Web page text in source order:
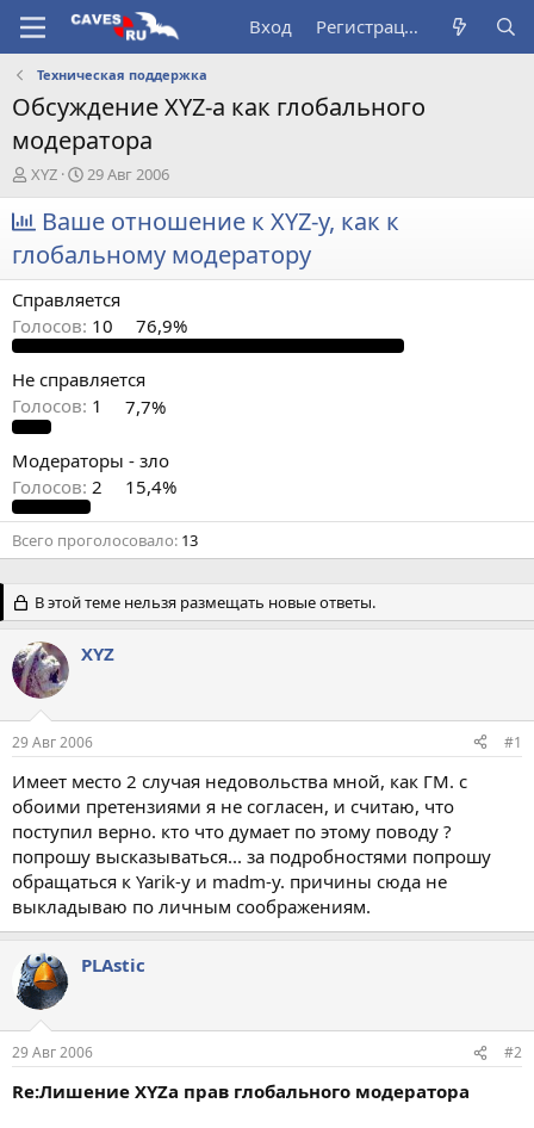
Вход Регистрация
Техническая поддержка
Обсуждение XYZ-а как глобального
модератора
А
в
т
о
р
т
е
м
ы
XYZ
Д
а
т
а
н
а
ч
а
л
29 Авг 2006
Ваше отношение к XYZ-у, как к
глобальному модератору
Справляется
Голосов: 10 76,9%
Не справляется
Голосов: 1 7,7%
Модераторы - зло
Голосов: 2 15,4%
Всего проголосовало 13
В этой теме нельзя размещать новые ответы.
XYZ
29 Авг 2006 #1
Имеет место 2 случая недовольства мной, как ГМ. с
обоими претензиями я не согласен, и считаю, что
поступил верно. кто что думает по этому поводу ?
попрошу высказываться... за подробностями попрошу
обращаться к Yarik-у и madm-у. причины сюда не
выкладываю по личным соображениям.
PLAstic
29 Авг 2006 #2
Re:Лишение XYZа прав глобального модератора